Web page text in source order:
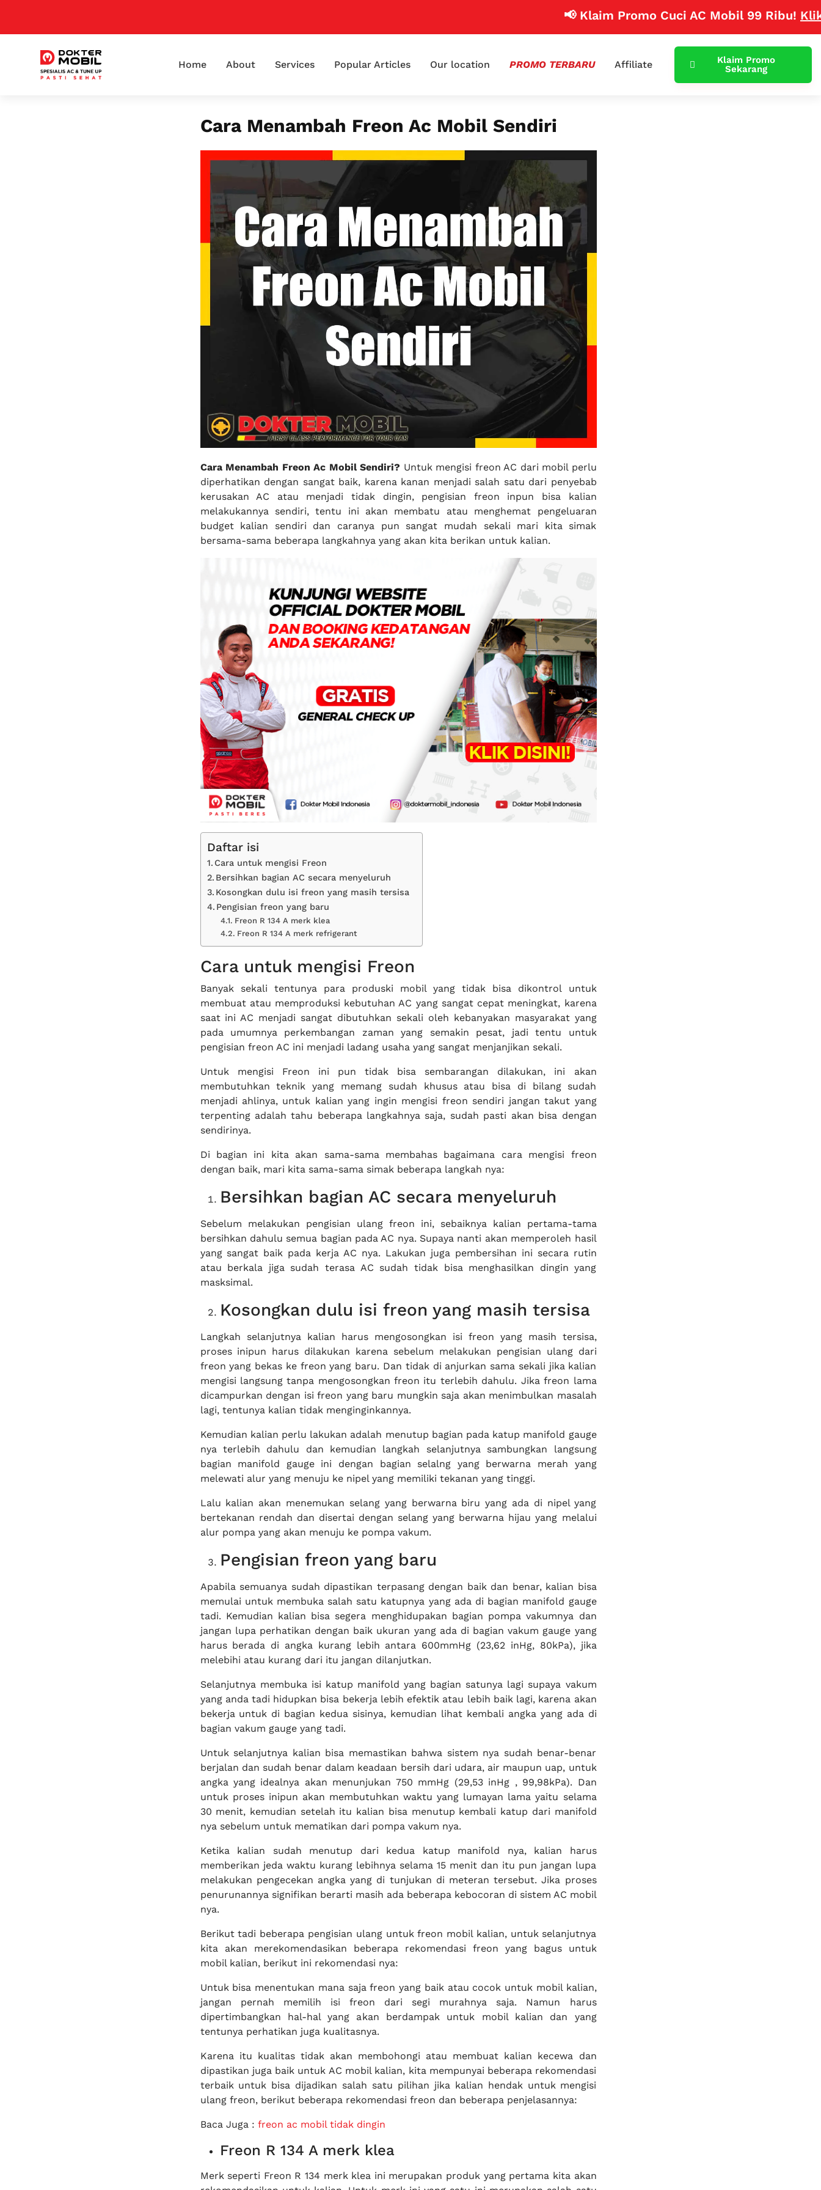
📢 Klaim Promo Cuci AC Mobil 99 Ribu!Klik Disini
Home About Services Popular Articles Our location PROMO TERBARU Affiliate
Klaim Promo
Sekarang
Cara Menambah Freon Ac Mobil Sendiri
Cara Menambah Freon Ac Mobil Sendiri? Untuk mengisi freon AC dari mobil perlu
diperhatikan dengan sangat baik, karena kanan menjadi salah satu dari penyebab
kerusakan AC atau menjadi tidak dingin, pengisian freon inpun bisa kalian
melakukannya sendiri, tentu ini akan membatu atau menghemat pengeluaran
budget kalian sendiri dan caranya pun sangat mudah sekali mari kita simak
bersama-sama beberapa langkahnya yang akan kita berikan untuk kalian.
Daftar isi
Cara untuk mengisi Freon
Bersihkan bagian AC secara menyeluruh
Kosongkan dulu isi freon yang masih tersisa
Pengisian freon yang baru
Freon R 134 A merk klea
Freon R 134 A merk refrigerant
Cara untuk mengisi Freon
Banyak sekali tentunya para produski mobil yang tidak bisa dikontrol untuk
membuat atau memproduksi kebutuhan AC yang sangat cepat meningkat, karena
saat ini AC menjadi sangat dibutuhkan sekali oleh kebanyakan masyarakat yang
pada umumnya perkembangan zaman yang semakin pesat, jadi tentu untuk
pengisian freon AC ini menjadi ladang usaha yang sangat menjanjikan sekali.
Untuk mengisi Freon ini pun tidak bisa sembarangan dilakukan, ini akan
membutuhkan teknik yang memang sudah khusus atau bisa di bilang sudah
menjadi ahlinya, untuk kalian yang ingin mengisi freon sendiri jangan takut yang
terpenting adalah tahu beberapa langkahnya saja, sudah pasti akan bisa dengan
sendirinya.
Di bagian ini kita akan sama-sama membahas bagaimana cara mengisi freon
dengan baik, mari kita sama-sama simak beberapa langkah nya:
Bersihkan bagian AC secara menyeluruh
Sebelum melakukan pengisian ulang freon ini, sebaiknya kalian pertama-tama
bersihkan dahulu semua bagian pada AC nya. Supaya nanti akan memperoleh hasil
yang sangat baik pada kerja AC nya. Lakukan juga pembersihan ini secara rutin
atau berkala jiga sudah terasa AC sudah tidak bisa menghasilkan dingin yang
masksimal.
Kosongkan dulu isi freon yang masih tersisa
Langkah selanjutnya kalian harus mengosongkan isi freon yang masih tersisa,
proses inipun harus dilakukan karena sebelum melakukan pengisian ulang dari
freon yang bekas ke freon yang baru. Dan tidak di anjurkan sama sekali jika kalian
mengisi langsung tanpa mengosongkan freon itu terlebih dahulu. Jika freon lama
dicampurkan dengan isi freon yang baru mungkin saja akan menimbulkan masalah
lagi, tentunya kalian tidak menginginkannya.
Kemudian kalian perlu lakukan adalah menutup bagian pada katup manifold gauge
nya terlebih dahulu dan kemudian langkah selanjutnya sambungkan langsung
bagian manifold gauge ini dengan bagian selalng yang berwarna merah yang
melewati alur yang menuju ke nipel yang memiliki tekanan yang tinggi.
Lalu kalian akan menemukan selang yang berwarna biru yang ada di nipel yang
bertekanan rendah dan disertai dengan selang yang berwarna hijau yang melalui
alur pompa yang akan menuju ke pompa vakum.
Pengisian freon yang baru
Apabila semuanya sudah dipastikan terpasang dengan baik dan benar, kalian bisa
memulai untuk membuka salah satu katupnya yang ada di bagian manifold gauge
tadi. Kemudian kalian bisa segera menghidupakan bagian pompa vakumnya dan
jangan lupa perhatikan dengan baik ukuran yang ada di bagian vakum gauge yang
harus berada di angka kurang lebih antara 600mmHg (23,62 inHg, 80kPa), jika
melebihi atau kurang dari itu jangan dilanjutkan.
Selanjutnya membuka isi katup manifold yang bagian satunya lagi supaya vakum
yang anda tadi hidupkan bisa bekerja lebih efektik atau lebih baik lagi, karena akan
bekerja untuk di bagian kedua sisinya, kemudian lihat kembali angka yang ada di
bagian vakum gauge yang tadi.
Untuk selanjutnya kalian bisa memastikan bahwa sistem nya sudah benar-benar
berjalan dan sudah benar dalam keadaan bersih dari udara, air maupun uap, untuk
angka yang idealnya akan menunjukan 750 mmHg (29,53 inHg , 99,98kPa). Dan
untuk proses inipun akan membutuhkan waktu yang lumayan lama yaitu selama
30 menit, kemudian setelah itu kalian bisa menutup kembali katup dari manifold
nya sebelum untuk mematikan dari pompa vakum nya.
Ketika kalian sudah menutup dari kedua katup manifold nya, kalian harus
memberikan jeda waktu kurang lebihnya selama 15 menit dan itu pun jangan lupa
melakukan pengecekan angka yang di tunjukan di meteran tersebut. Jika proses
penurunannya signifikan berarti masih ada beberapa kebocoran di sistem AC mobil
nya.
Berikut tadi beberapa pengisian ulang untuk freon mobil kalian, untuk selanjutnya
kita akan merekomendasikan beberapa rekomendasi freon yang bagus untuk
mobil kalian, berikut ini rekomendasi nya:
Untuk bisa menentukan mana saja freon yang baik atau cocok untuk mobil kalian,
jangan pernah memilih isi freon dari segi murahnya saja. Namun harus
dipertimbangkan hal-hal yang akan berdampak untuk mobil kalian dan yang
tentunya perhatikan juga kualitasnya.
Karena itu kualitas tidak akan membohongi atau membuat kalian kecewa dan
dipastikan juga baik untuk AC mobil kalian, kita mempunyai beberapa rekomendasi
terbaik untuk bisa dijadikan salah satu pilihan jika kalian hendak untuk mengisi
ulang freon, berikut beberapa rekomendasi freon dan beberapa penjelasannya:
Baca Juga : freon ac mobil tidak dingin
Freon R 134 A merk klea
Merk seperti Freon R 134 merk klea ini merupakan produk yang pertama kita akan